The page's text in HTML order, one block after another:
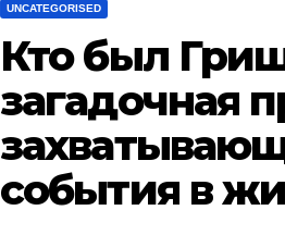
UNCATEGORISED
Кто был
загадочная
события в